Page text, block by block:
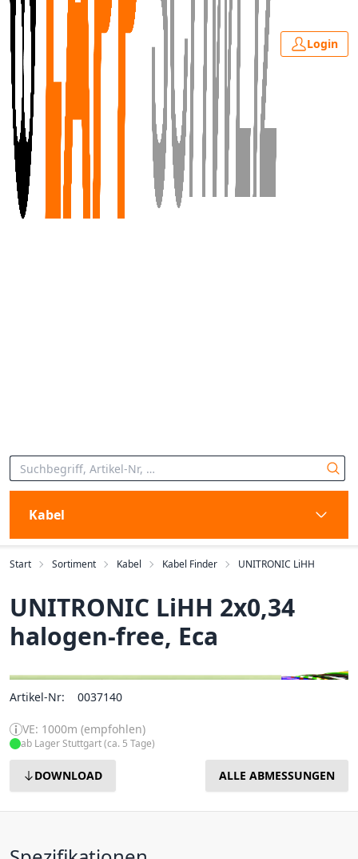
Login
Kabel
Start Sortiment Kabel Kabel Finder UNITRONIC LiHH
UNITRONIC LiHH 2x0,34
halogen-free, Eca
Artikel-Nr: 0037140
VE: 1000m (empfohlen)
ab Lager Stuttgart (ca. 5 Tage)
DOWNLOAD ALLE ABMESSUNGEN